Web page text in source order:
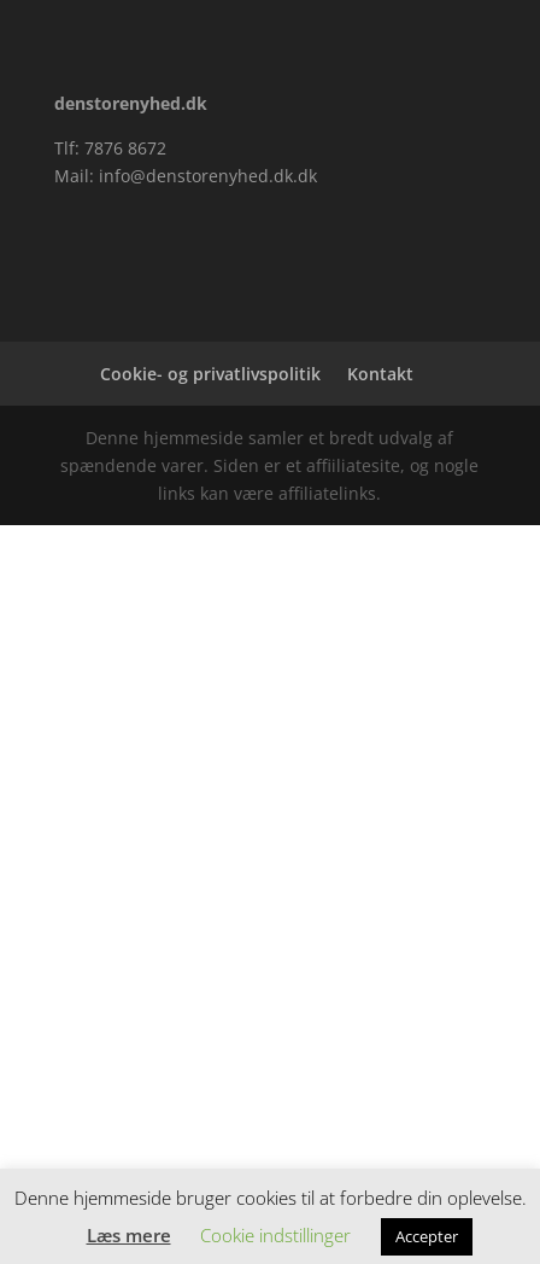
denstorenyhed.dk
Tlf: 7876 8672
Mail: info@denstorenyhed.dk.dk
Cookie- og privatlivspolitik Kontakt
Denne hjemmeside samler et bredt udvalg af
spændende varer. Siden er et affiiliatesite, og nogle
links kan være affiliatelinks.
Denne hjemmeside bruger cookies til at forbedre din oplevelse.
Læs mere
Cookie indstillinger Accepter